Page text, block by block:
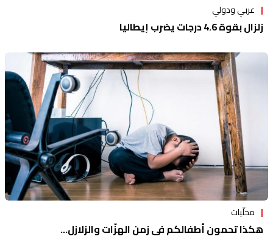
عربي ودولي
زلزال بقوة 4.6 درجات يضرب إيطاليا
محلّيات
هكذا تحمون أطفالكم في زمن الهزّات والزلازل…